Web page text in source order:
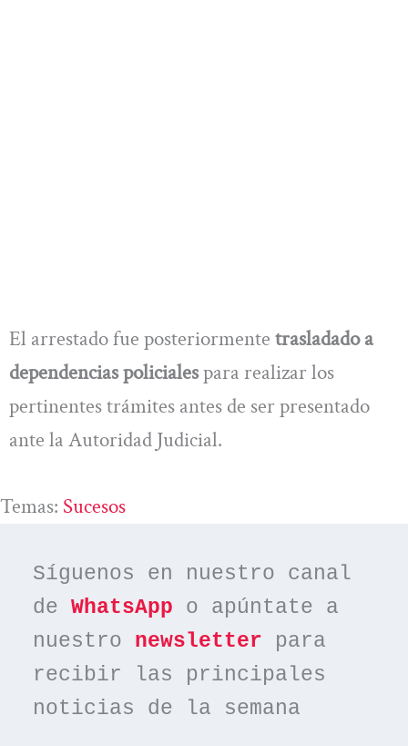
El arrestado fue posteriormente trasladado a
dependencias policialespara realizar los
pertinentes trámites antes de ser presentado
ante la Autoridad Judicial.
Temas: Sucesos
Síguenos en nuestro canal
de WhatsApp o apúntate a
nuestro newsletter para
recibir las principales
noticias de la semana